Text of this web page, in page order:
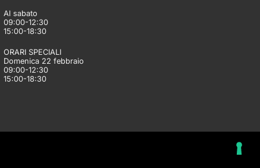
Al sabato
09:00-12:30
15:00-18:30
ORARI SPECIALI
Domenica 22 febbraio
09:00-12:30
15:00-18:30